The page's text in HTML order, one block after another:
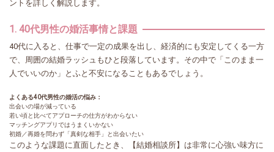
ントを詳しく解説します。
1. 40代男性の婚活事情と課題
40代に入ると、仕事で一定の成果を出し、経済的にも安定してくる一方
で、周囲の結婚ラッシュもひと段落しています。その中で「このまま一
人でいいのか」とふと不安になることもあるでしょう。
よくある40代男性の婚活の悩み：
出会いの場が減っている
若い頃と比べてアプローチの仕方がわからない
マッチングアプリではうまくいかない
初婚／再婚を問わず「真剣な相手」と出会いたい
このような課題に直面したとき、【結婚相談所】は非常に心強い味方に